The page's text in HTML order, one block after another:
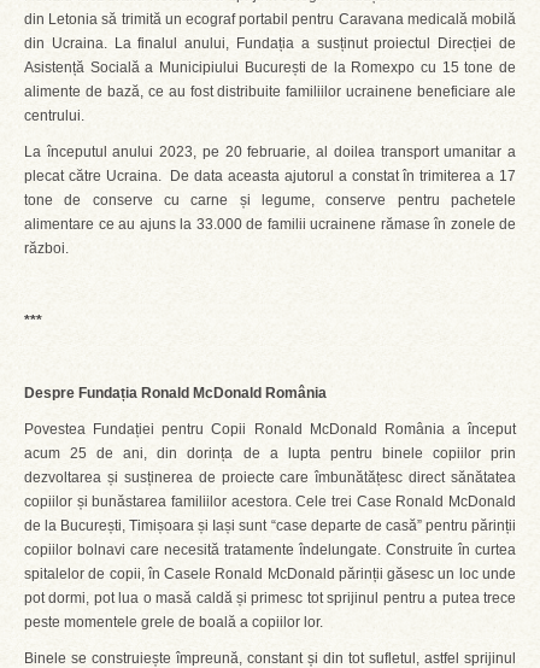
din Letonia să trimită un ecograf portabil pentru Caravana medicală mobilă
din Ucraina. La finalul anului, Fundația a susținut proiectul Direcției de
Asistență Socială a Municipiului București de la Romexpo cu 15 tone de
alimente de bază, ce au fost distribuite familiilor ucrainene beneficiare ale
centrului.
La începutul anului 2023, pe 20 februarie, al doilea transport umanitar a
plecat către Ucraina. De data aceasta ajutorul a constat în trimiterea a 17
tone de conserve cu carne și legume, conserve pentru pachetele
alimentare ce au ajuns la 33.000 de familii ucrainene rămase în zonele de
război.
***
Despre Fundația Ronald McDonald România
Povestea Fundației pentru Copii Ronald McDonald România a început
acum 25 de ani, din dorința de a lupta pentru binele copiilor prin
dezvoltarea și susținerea de proiecte care îmbunătățesc direct sănătatea
copiilor și bunăstarea familiilor acestora. Cele trei Case Ronald McDonald
de la București, Timișoara și Iași sunt “case departe de casă” pentru părinții
copiilor bolnavi care necesită tratamente îndelungate. Construite în curtea
spitalelor de copii, în Casele Ronald McDonald părinții găsesc un loc unde
pot dormi, pot lua o masă caldă și primesc tot sprijinul pentru a putea trece
peste momentele grele de boală a copiilor lor.
Binele se construiește împreună, constant și din tot sufletul, astfel sprijinul